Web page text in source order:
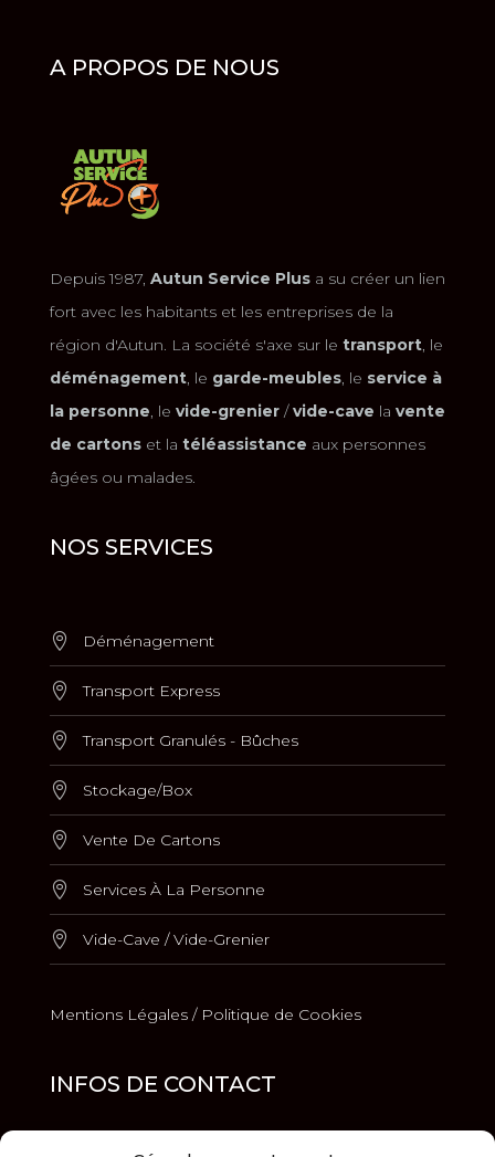
A PROPOS DE NOUS
Depuis 1987, Autun Service Plusa su créer un lien
fort avec les habitants et les entreprises de la
région d'Autun. La société s'axe sur le transport, le
déménagement, le garde-meubles, le service à
la personne, le vide-grenier/vide-cave la vente
de cartonset la téléassistance aux personnes
âgées ou malades.
NOS SERVICES
Déménagement
Transport Express
Transport Granulés - Bûches
Stockage/Box
Vente De Cartons
Services À La Personne
Vide-Cave / Vide-Grenier
Mentions Légales / Politique de Cookies
INFOS DE CONTACT